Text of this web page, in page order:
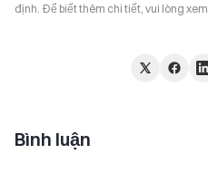
định. Để biết thêm chi tiết, vui lòng xem
Bình luận